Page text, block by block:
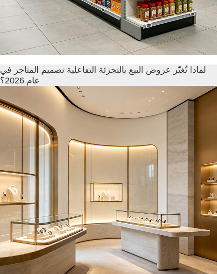
لماذا تُغيّر عروض البيع بالتجزئة التفاعلية تصميم المتاجر في
عام 2026؟